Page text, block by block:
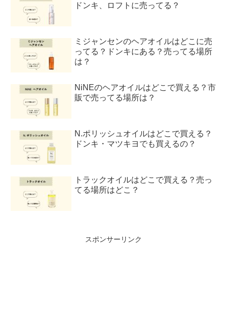
ドンキ、ロフトに売ってる？
ミジャンセンのヘアオイルはどこに売
ってる？ドンキにある？売ってる場所
は？
NiNEのヘアオイルはどこで買える？市
販で売ってる場所は？
N.ポリッシュオイルはどこで買える？
ドンキ・マツキヨでも買えるの？
トラックオイルはどこで買える？売っ
てる場所はどこ？
スポンサーリンク